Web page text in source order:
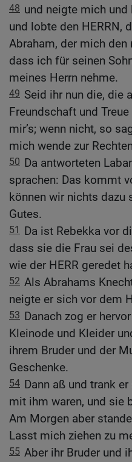
48 und neigte mich und
und lobte den HERRN,
Abraham, der mich den
dass ich für seinen
meines Herrn nehme.
49 Seid ihr nun die, die
Freundschaft und
mir’s; wenn nicht, so
mich wende zur
50 Da antworteten
sprachen: Das kommt
können wir nichts dazu
Gutes.
51
Da ist Rebekka vor
dass sie die Frau sei
wie der HERR geredet
52 Als Abrahams
neigte er sich vor dem
53 Danach zog er
Kleinode und Kleider
ihrem Bruder und der
Geschenke.
54 Dann aß und trank
mit ihm waren, und sie
Am Morgen aber
Lasst mich ziehen zu
55 Aber ihr Bruder und